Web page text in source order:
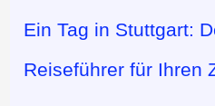
Ein Tag in Stuttgart:
Reiseführer für Ihren